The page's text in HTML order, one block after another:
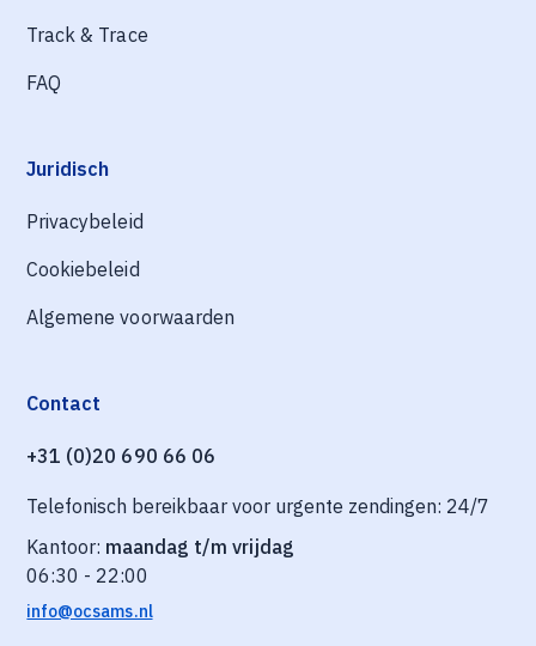
Track & Trace
FAQ
Juridisch
Privacybeleid
Cookiebeleid
Algemene voorwaarden
Contact
+31 (0)20 690 66 06
Telefonisch bereikbaar voor urgente zendingen: 24/7
Kantoor: maandag t/m vrijdag
06:30 - 22:00
info@ocsams.nl